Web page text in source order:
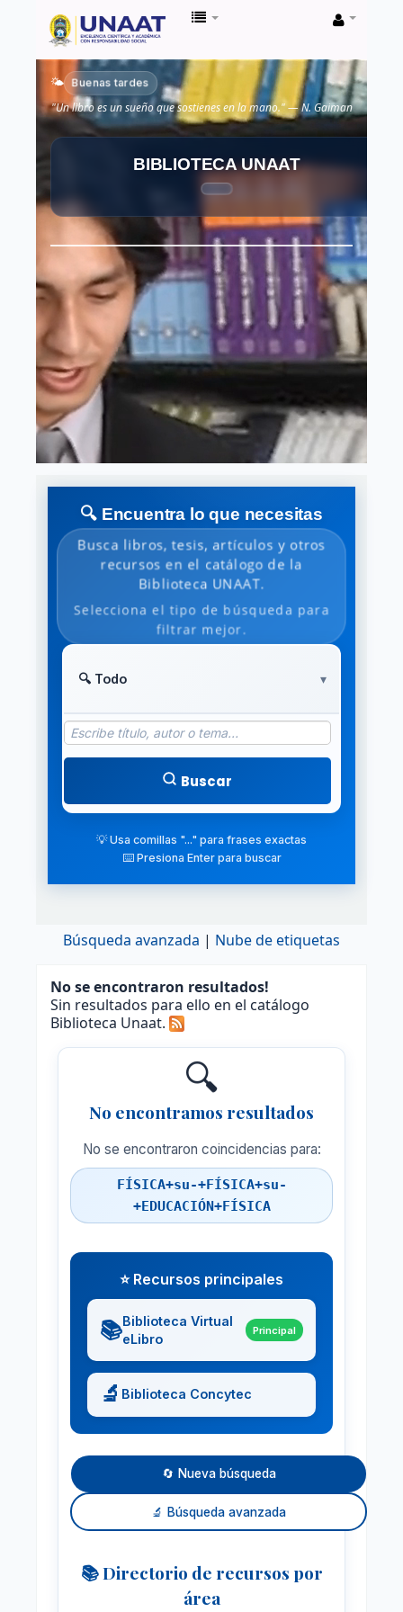
Biblioteca
Unaat
🌤️ Buenas tardes
"Un libro es un sueño que sostienes en la mano." — N. Gaiman
BIBLIOTECA UNAAT
🔍 Encuentra lo que necesitas
Busca libros, tesis, artículos y otros
recursos en el catálogo de la
Biblioteca UNAAT.
Selecciona el tipo de búsqueda para
filtrar mejor.
Buscar
💡 Usa comillas "..." para frases exactas
⌨️ Presiona Enter para buscar
Búsqueda avanzada Nube de etiquetas
No se encontraron resultados!
Sin resultados para ello en el catálogo
Biblioteca Unaat.
🔍
No encontramos resultados
No se encontraron coincidencias para:
FÍSICA+su-+FÍSICA+su-
+EDUCACIÓN+FÍSICA
⭐ Recursos principales
📚Biblioteca Virtual
eLibro
Principal
🔬 Biblioteca Concytec
🔄 Nueva búsqueda
🔬 Búsqueda avanzada
📚 Directorio de recursos por
área